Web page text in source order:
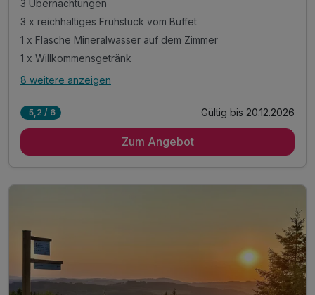
3 Übernachtungen
3 x reichhaltiges Frühstück vom Buffet
1 x Flasche Mineralwasser auf dem Zimmer
1 x Willkommensgetränk
Alle Inklusivleistungen
3 x reichhaltiges Frühstück vom Buffet
* zahlreiche Vergünstigungen bei über 100 Partner
inkl. Nutzung beheiztes Hallenbad
inkl. Kegelbahn, Billard, Darts
inkl. Nutzung des Fitnessstudios gegenüber
8 weitere anzeigen
5,2 / 6 Gültig bis 20.12.2026
Zum Angebot